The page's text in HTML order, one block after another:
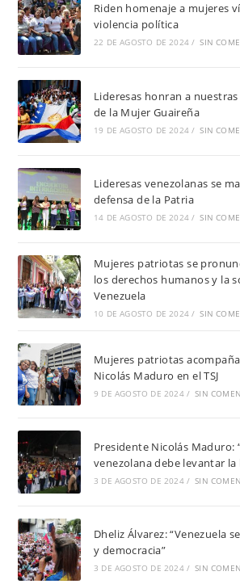
Riden homenaje a mujeres
violencia política
22 DE AGOSTO DE 2024 / SIN
Lideresas honran a
de la Mujer Guaireña
19 DE AGOSTO DE 2024 / SIN
Lideresas venezolanas se
defensa de la Patria
14 DE AGOSTO DE 2024 / SIN
Mujeres patriotas se
los derechos humanos y la
Venezuela
10 DE AGOSTO DE 2024 / SIN
Mujeres patriotas
Nicolás Maduro en el TSJ
9 DE AGOSTO DE 2024 / SIN
Presidente Nicolás Maduro:
venezolana debe levantar la
3 DE AGOSTO DE 2024 / SIN
Dheliz Álvarez: “Venezuela
y democracia”
3 DE AGOSTO DE 2024 / SIN